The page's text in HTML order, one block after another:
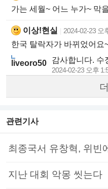
가는 세월~ 어느 누가~ 막
이상!현실 2024-02-23 오
한국 탈락자가 바뀌었어요
liveoro50 감사합니다. 수
2024-02-23 오후
관련기사
최종국서 유창혁, 위빈
지난 대회 악몽 씻는다